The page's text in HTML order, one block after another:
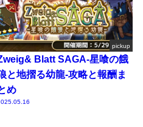
pickup
Blatt SAGA-星喰の餓
と地摺る幼龍-攻略と報酬ま
め